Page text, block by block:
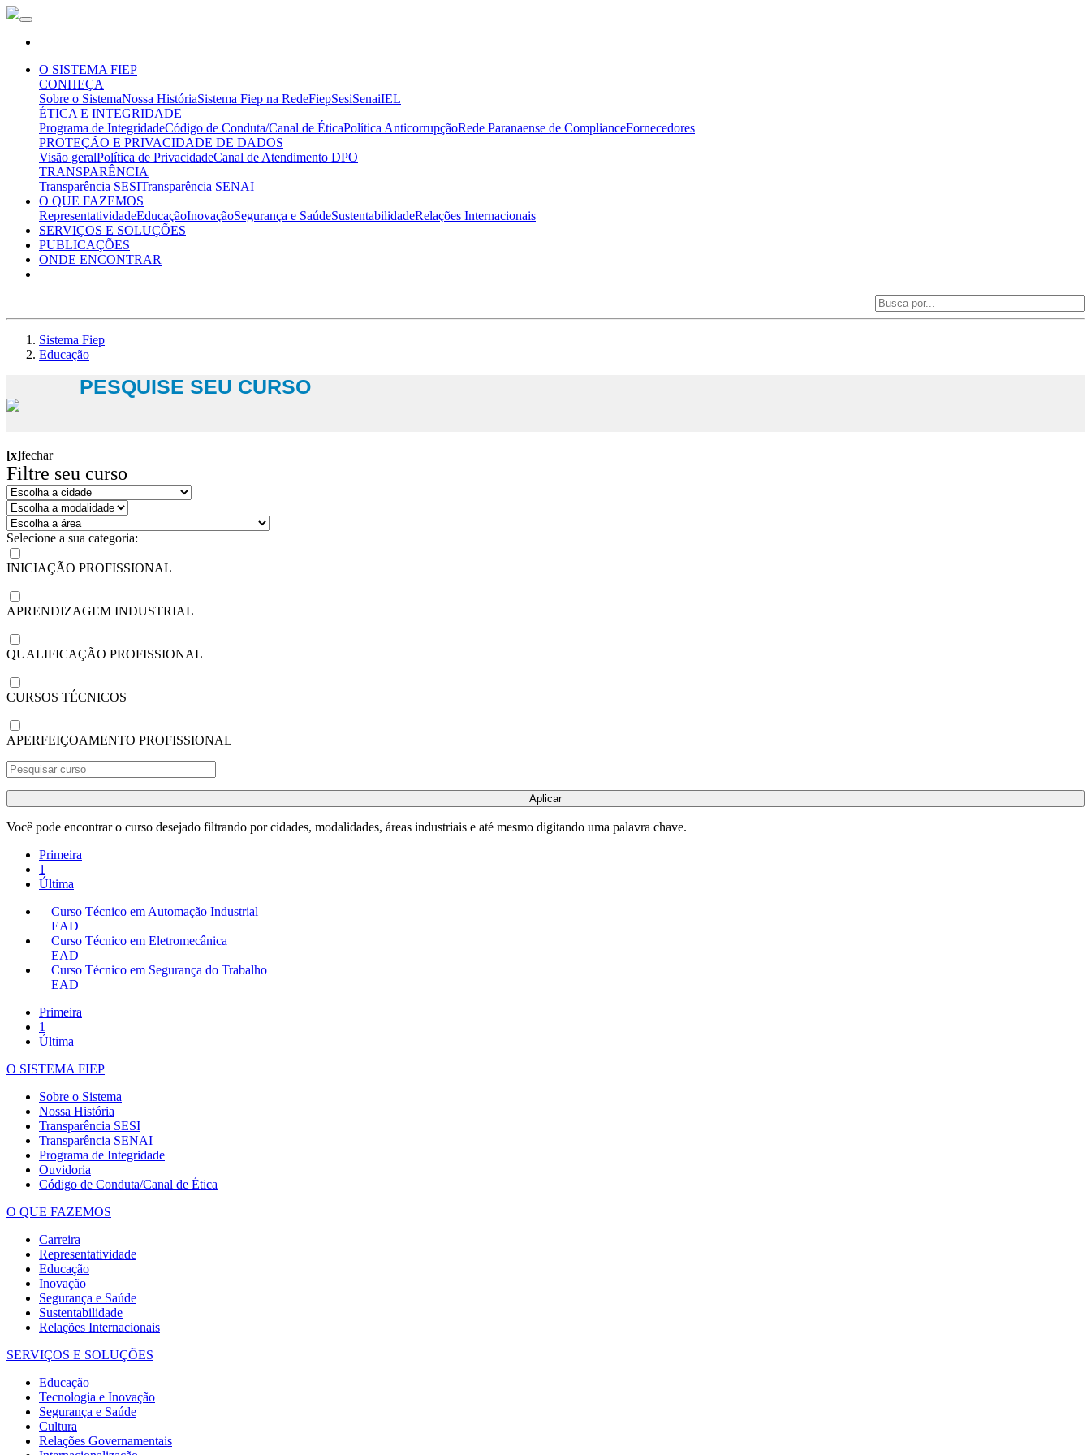
O SISTEMA FIEP
CONHEÇA
Sobre o SistemaNossa HistóriaSistema Fiep na RedeFiepSesiSenaiIEL
ÉTICA E INTEGRIDADE
Programa de IntegridadeCódigo de Conduta/Canal de ÉticaPolítica AnticorrupçãoRede Paranaense de ComplianceFornecedores
PROTEÇÃO E PRIVACIDADE DE DADOS
Visão geralPolítica de PrivacidadeCanal de Atendimento DPO
TRANSPARÊNCIA
Transparência SESITransparência SENAI
O QUE FAZEMOS
RepresentatividadeEducaçãoInovaçãoSegurança e SaúdeSustentabilidadeRelações Internacionais
SERVIÇOS E SOLUÇÕES
PUBLICAÇÕES
ONDE ENCONTRAR
Sistema Fiep
Educação
PESQUISE SEU CURSO
[x]fechar
Filtre seu curso
Selecione a sua categoria:
INICIAÇÃO PROFISSIONAL
APRENDIZAGEM INDUSTRIAL
QUALIFICAÇÃO PROFISSIONAL
CURSOS TÉCNICOS
APERFEIÇOAMENTO PROFISSIONAL
Aplicar
Você pode encontrar o curso desejado filtrando por cidades, modalidades, áreas industriais e até mesmo digitando uma palavra chave.
Primeira
1
Última
Curso Técnico em Automação Industrial
EAD
Curso Técnico em Eletromecânica
EAD
Curso Técnico em Segurança do Trabalho
EAD
Primeira
1
Última
O SISTEMA FIEP
Sobre o Sistema
Nossa História
Transparência SESI
Transparência SENAI
Programa de Integridade
Ouvidoria
Código de Conduta/Canal de Ética
O QUE FAZEMOS
Carreira
Representatividade
Educação
Inovação
Segurança e Saúde
Sustentabilidade
Relações Internacionais
SERVIÇOS E SOLUÇÕES
Educação
Tecnologia e Inovação
Segurança e Saúde
Cultura
Relações Governamentais